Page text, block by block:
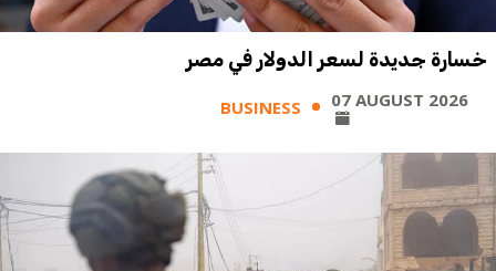
خسارة جديدة لسعر الدولار في مصر
BUSINESS 07 AUGUST 2026